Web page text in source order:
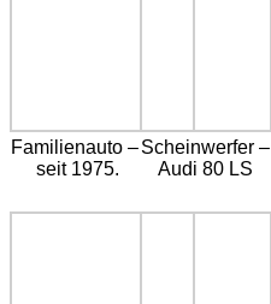
Familienauto –
seit 1975.
Scheinwerfer –
Audi 80 LS